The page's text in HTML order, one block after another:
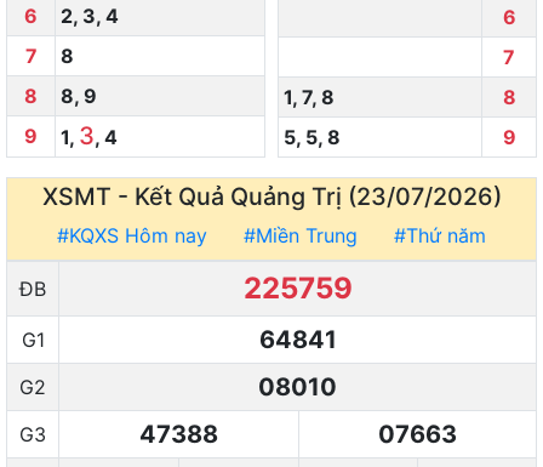
6
2, 3, 4
7
8
8
8, 9
9
1, 3, 4
6
7
1, 7, 8
8
5, 5, 8 9
XSMT - Kết Quả Quảng Trị (23/07/2026)
#KQXS Hôm nay #Miền Trung #Thứ năm
ĐB 225759
G1 64841
G2 08010
G3 47388 07663